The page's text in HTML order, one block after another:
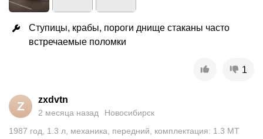
Ступицы, крабы, пороги днище стаканы часто
встречаемые поломки
1
Z zxdvtn
2 месяца назад
Новосибирск
1987 год 1.3 л механика передний
комплектация: 1.3 MT